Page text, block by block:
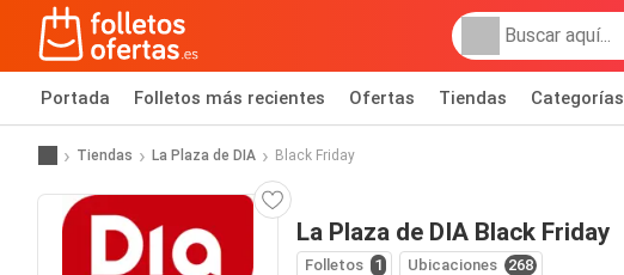
Portada Folletos más recientes Ofertas Tiendas Categorías
Tiendas La Plaza de DIA Black Friday
La Plaza de DIA Black Friday
Folletos 1 Ubicaciones 268